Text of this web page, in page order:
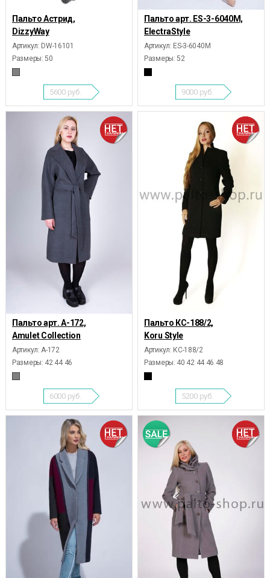
Пальто Астрид,
DizzyWay
Артикул: DW-16101
Размеры: 50
5600 руб.
Пальто арт. ES-3-6040M,
ElectraStyle
Артикул: ES-3-6040M
Размеры: 52
9000 руб.
Пальто арт. А-172,
Amulet Collection
Артикул: А-172
Размеры: 42 44 46
6000 руб.
Пальто КС-188/2,
Koru Style
Артикул: КС-188/2
Размеры: 40 42 44 46 48
5200 руб.